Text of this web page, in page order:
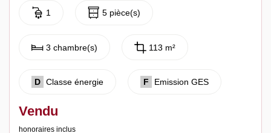
1 5 pièce(s)
3 chambre(s) 113 m²
D Classe énergie F Emission GES
Vendu
honoraires inclus